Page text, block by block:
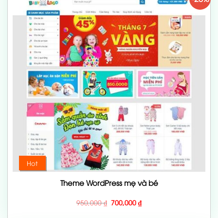
Hot
Theme WordPress mẹ và bé
950,000₫ Giá
gốc
700,000₫Giá
hiện